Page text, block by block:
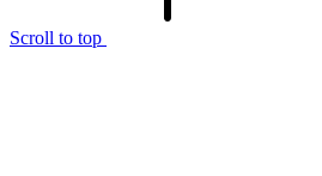
Scroll to top